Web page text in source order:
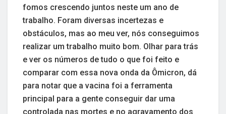
fomos crescendo juntos neste um ano de
trabalho. Foram diversas incertezas e
obstáculos, mas ao meu ver, nós conseguimos
realizar um trabalho muito bom. Olhar para trás
e ver os números de tudo o que foi feito e
comparar com essa nova onda da Ômicron, dá
para notar que a vacina foi a ferramenta
principal para a gente conseguir dar uma
controlada nas mortes e no agravamento dos